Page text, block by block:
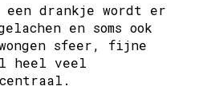
een drankje wordt er
en soms ook
sfeer, fijne
heel veel